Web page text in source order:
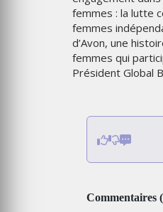
femmes : la lutte
femmes
d’Avon, une
femmes qui
Président Global
Commentaires (